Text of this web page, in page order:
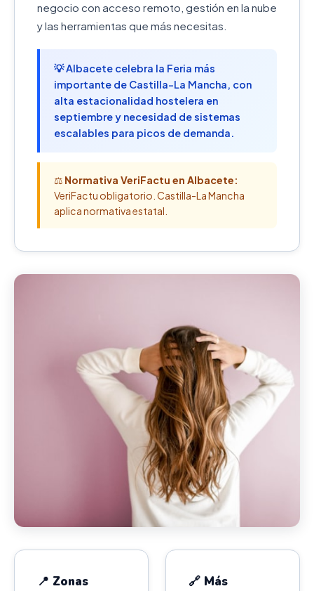
negocio con acceso remoto, gestión en la nube
y las herramientas que más necesitas.
💡 Albacete celebra la Feria más
importante de Castilla-La Mancha, con
alta estacionalidad hostelera en
septiembre y necesidad de sistemas
escalables para picos de demanda.
⚖️ Normativa VeriFactu en Albacete:
VeriFactu obligatorio. Castilla-La Mancha
aplica normativa estatal.
📍 Zonas
🔗 Más